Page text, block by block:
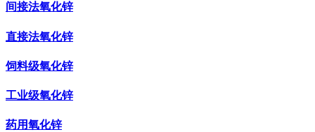
间接法氧化锌
直接法氧化锌
饲料级氧化锌
工业级氧化锌
药用氧化锌